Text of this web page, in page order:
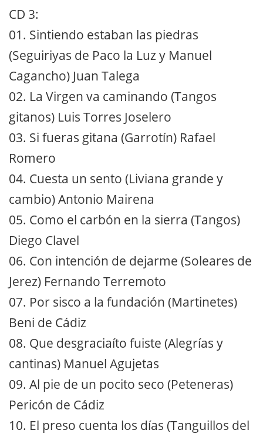
CD 3:
01. Sintiendo estaban las piedras
(Seguiriyas de Paco la Luz y Manuel
Cagancho) Juan Talega
02. La Virgen va caminando (Tangos
gitanos) Luis Torres Joselero
03. Si fueras gitana (Garrotín) Rafael
Romero
04. Cuesta un sento (Liviana grande y
cambio) Antonio Mairena
05. Como el carbón en la sierra (Tangos)
Diego Clavel
06. Con intención de dejarme (Soleares de
Jerez) Fernando Terremoto
07. Por sisco a la fundación (Martinetes)
Beni de Cádiz
08. Que desgraciaíto fuiste (Alegrías y
cantinas) Manuel Agujetas
09. Al pie de un pocito seco (Peteneras)
Pericón de Cádiz
10. El preso cuenta los días (Tanguillos del